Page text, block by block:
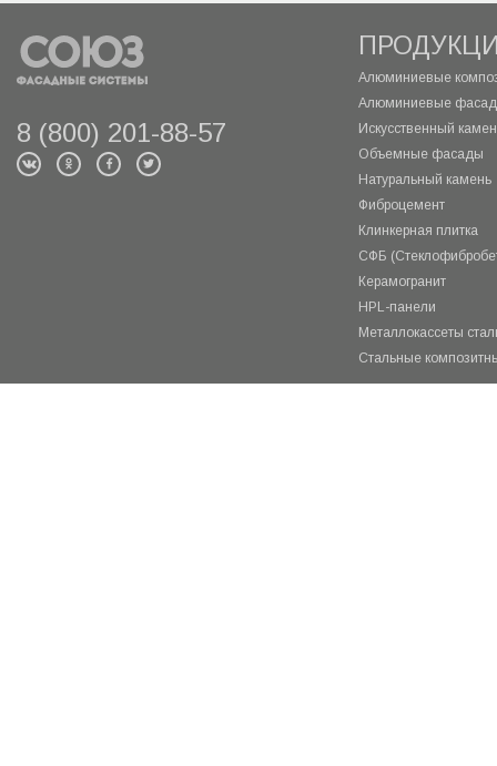
8 (800) 201-88-57
Алюминиевые
Алюминиевые
Искусственный
Объемные фасады
Натуральный камень
Фиброцемент
Клинкерная плитка
СФБ
Керамогранит
HPL-панели
Металлокассеты
Стальные